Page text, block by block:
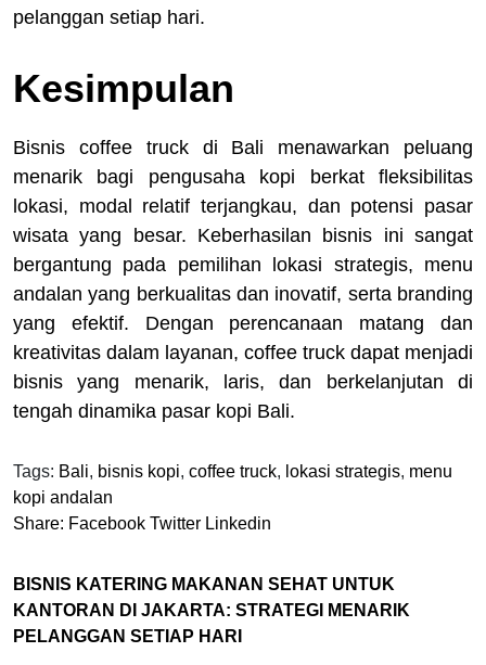
pelanggan setiap hari.
Kesimpulan
Bisnis coffee truck di Bali menawarkan peluang
menarik bagi pengusaha kopi berkat fleksibilitas
lokasi, modal relatif terjangkau, dan potensi pasar
wisata yang besar. Keberhasilan bisnis ini sangat
bergantung pada pemilihan lokasi strategis, menu
andalan yang berkualitas dan inovatif, serta branding
yang efektif. Dengan perencanaan matang dan
kreativitas dalam layanan, coffee truck dapat menjadi
bisnis yang menarik, laris, dan berkelanjutan di
tengah dinamika pasar kopi Bali.
Tags: Bali, bisnis kopi, coffee truck, lokasi strategis, menu
kopi andalan
Share: Facebook Twitter Linkedin
BISNIS KATERING MAKANAN SEHAT UNTUK
KANTORAN DI JAKARTA: STRATEGI MENARIK
PELANGGAN SETIAP HARI